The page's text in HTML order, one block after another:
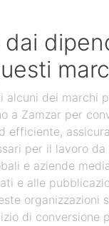
dai
alcuni dei marchi
a Zamzar per
efficiente,
per il lavoro da
e aziende
e alle
organizzazioni
di conversione